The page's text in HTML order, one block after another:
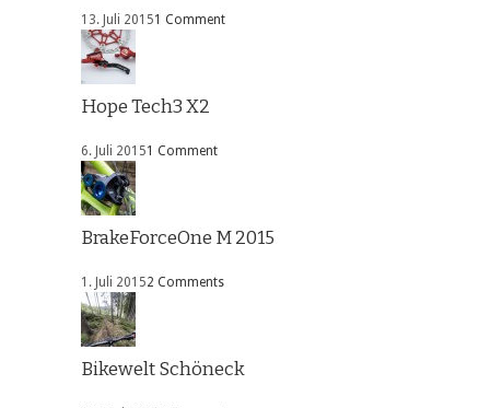
13. Juli 20151 Comment
Hope Tech3 X2
6. Juli 20151 Comment
BrakeForceOne M 2015
1. Juli 20152 Comments
Bikewelt Schöneck